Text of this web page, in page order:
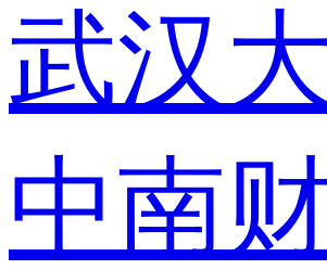
武汉
中南